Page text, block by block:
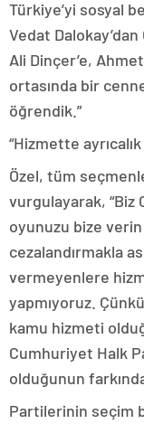
Türkiye’yi sosyal
Vedat Dalokay’dan
Ali Dinçer’e,
ortasında bir
öğrendik.”
“Hizmette
Özel, tüm
vurgulayarak,
oyunuzu bize
cezalandırmakla
vermeyenlere
yapmıyoruz.
kamu hizmeti
Cumhuriyet Halk
olduğunun
Partilerinin seçim